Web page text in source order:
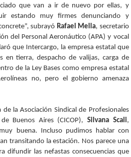
que van a ir de nuevo por ellas, y
estando muy firmes denunciando y
subrayó Rafael Mella, secretario
del Personal Aeronáutico (APA) y vocal
que Intercargo, la empresa estatal que
en tierra, despacho de valijas, carga de
de la Ley Bases como empresa estatal
no, pero el gobierno amenaza
la Asociación Sindical de Profesionales
Buenos Aires (CICOP), Silvana Scali,
buena. Incluso pudimos hablar con
transitando la estación. Nos parece una
difundir las nefastas consecuencias que